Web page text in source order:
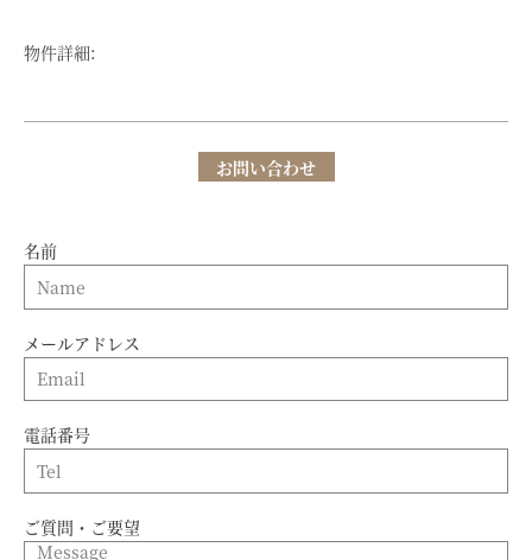
物件詳細:
お問い合わせ
名前
メールアドレス
電話番号
ご質問・ご要望